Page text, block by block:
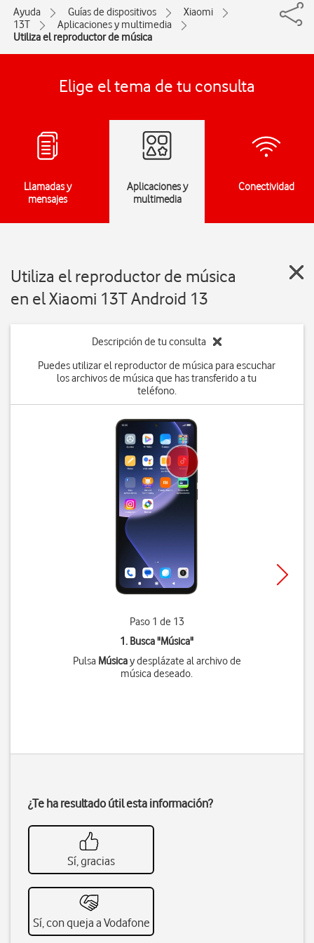
Ayuda Guías de dispositivos
Xiaomi
13T
Aplicaciones y multimedia
Utiliza el reproductor de música
Elige el tema de tu consulta
Llamadas y
mensajes
Aplicaciones y
multimedia
Conectividad
Utiliza el reproductor de música
en el Xiaomi 13T Android 13
Descripción de tu consulta
Puedes utilizar el reproductor de música para escuchar
los archivos de música que has transferido a tu
teléfono.
Paso 1 de 13
1. Busca "Música"
Pulsa Músicay desplázate al archivo de
música deseado.
¿Te ha resultado útil esta información?
Sí, gracias
Sí, con queja a Vodafone